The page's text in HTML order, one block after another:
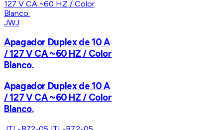
JWJ
Apagador Duplex de 10 A
/ 127 V CA ~60 HZ / Color
Blanco.
Apagador Duplex de 10 A
/ 127 V CA ~60 HZ / Color
Blanco.